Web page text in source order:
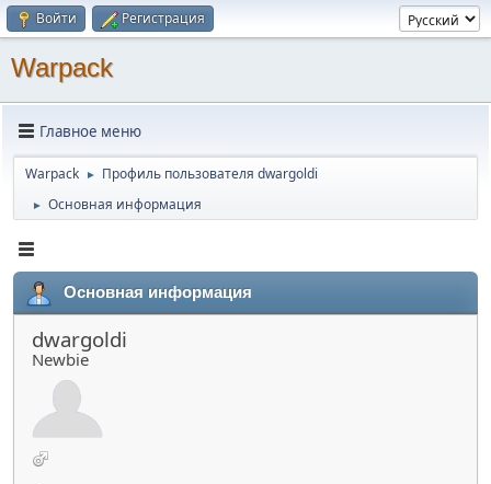
Войти Регистрация
Warpack
Главное меню
Warpack ► Профиль пользователя dwargoldi
► Основная информация
Основная информация
dwargoldi
Newbie